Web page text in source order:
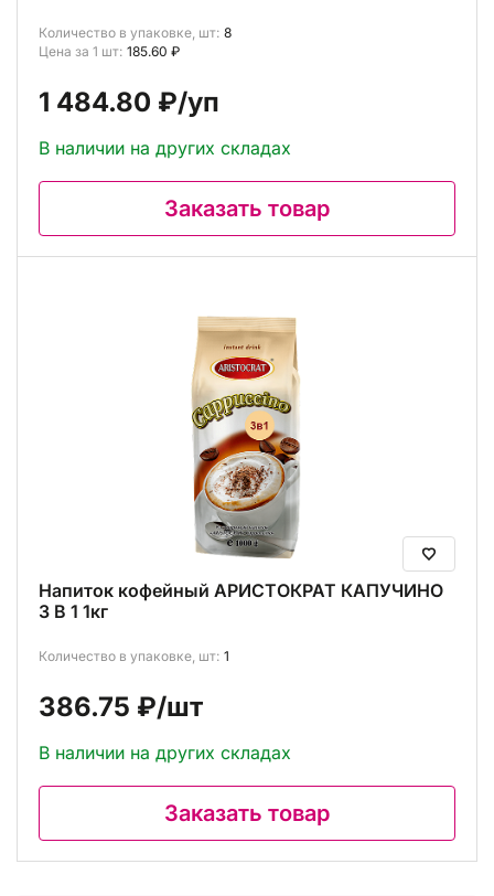
Количество в упаковке, шт: 8
Цена за 1 шт: 185.60 ₽
1 484.80 ₽/уп
В наличии на других складах
Заказать товар
Напиток кофейный АРИСТОКРАТ КАПУЧИНО
3 В 1 1кг
Количество в упаковке, шт: 1
386.75 ₽/шт
В наличии на других складах
Заказать товар